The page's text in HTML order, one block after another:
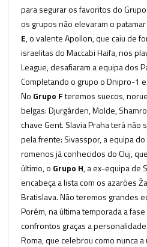
para segurar os favoritos do
os grupos não elevaram o
E, o valente Apollon, que caiu de
israelitas do Maccabi Haifa, nos
League, desafiaram a equipa dos
Completando o grupo o Dnipro-1
No Grupo Fteremos suecos,
belgas: Djurgárden, Molde,
chave Gent. Slavia Praha terá não
pela frente: Sivasspor, a equipa
romenos já conhecidos do Cluj,
último, o Grupo H, a ex-equipa de
encabeça a lista com os azarões
Bratislava. Não teremos grandes
Porém, na última temporada a
confrontos graças a
Roma, que celebrou como nunca